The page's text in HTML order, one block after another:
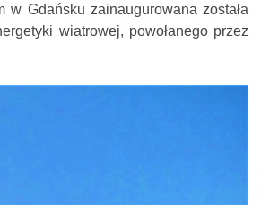
Gdańsku zainaugurowana została
wiatrowej, powołanego przez